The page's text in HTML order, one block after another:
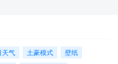
天气 土豪模式
壁纸